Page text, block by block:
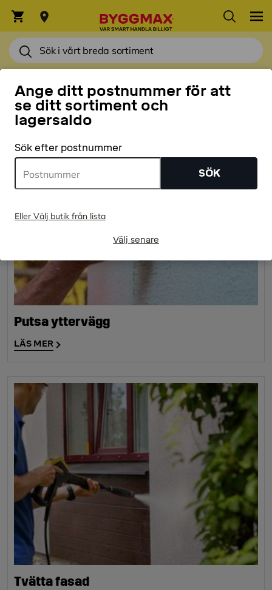
Ange ditt postnummer för att
se ditt sortiment och
lagersaldo
Sök efter postnummer
SÖK
Eller Välj butik från lista
Välj senare
PROJEKT FÖR UTEMILJÖ
Fasad
Putsa yttervägg
LÄS MER
Tvätta fasad